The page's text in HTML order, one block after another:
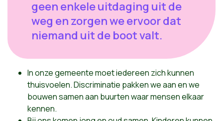
geen enkele uitdaging uit de
weg en zorgen we ervoor dat
niemand uit de boot valt.
In onze gemeente moet iedereen zich kunnen
thuisvoelen. Discriminatie pakken we aan en we
bouwen samen aan buurten waarmensen elkaar
kennen.